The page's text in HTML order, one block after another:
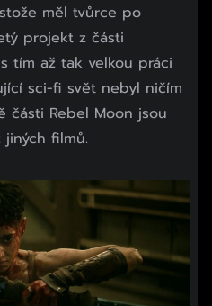
měl tvůrce po
projekt z části
tím až tak velkou práci
sci-fi svět nebyl ničím
části Rebel Moon jsou
filmů.